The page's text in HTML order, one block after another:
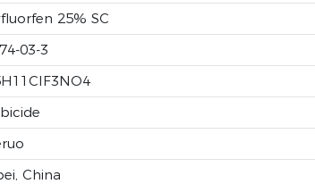
25% SC
03-3
China